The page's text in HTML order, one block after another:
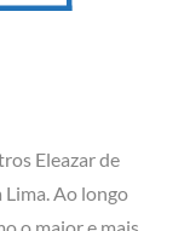
Eleazar de
Lima. Ao longo